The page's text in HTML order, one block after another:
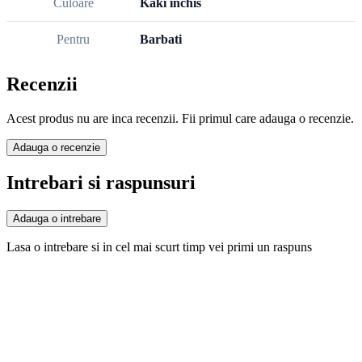
Culoare Kaki inchis
Pentru Barbati
Recenzii
Acest produs nu are inca recenzii. Fii primul care adauga o recenzie.
Adauga o recenzie
Intrebari si raspunsuri
Adauga o intrebare
Lasa o intrebare si in cel mai scurt timp vei primi un raspuns